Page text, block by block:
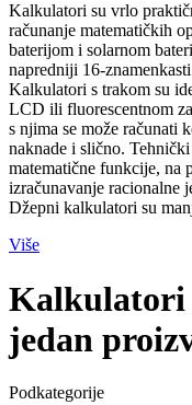
Kalkulatori su vrlo
računanje matematičkih
baterijom i solarnom
napredniji 16-
Kalkulatori s trakom su
LCD ili fluorescentnom
s njima se može računati
naknade i slično.
matematične funkcije, na
izračunavanje racionalne
Džepni kalkulatori su
Više
Kalkulatori
jedan
Podkategorije